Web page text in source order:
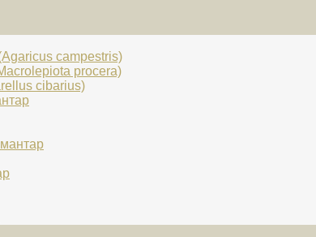
campestris)
procera)
cibarius)